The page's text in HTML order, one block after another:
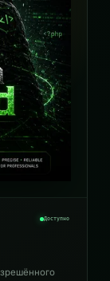
Доступно